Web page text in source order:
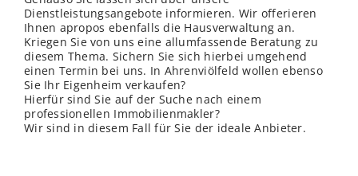
Dienstleistungsangebote informieren. Wir offerieren
Ihnen apropos ebenfalls die Hausverwaltung an.
Kriegen Sie von uns eine allumfassende Beratung zu
diesem Thema. Sichern Sie sich hierbei umgehend
einen Termin bei uns. In Ahrenviölfeld wollen ebenso
Sie Ihr Eigenheim verkaufen?
Hierfür sind Sie auf der Suche nach einem
professionellen Immobilienmakler?
Wir sind in diesem Fall für Sie der ideale Anbieter.